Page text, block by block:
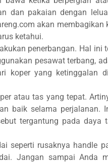
dan pakaian dengan
akan membagikan
ketahui.
penerbangan. Hal ini
pesawat terbang,
koper yang ketinggalan
atau tas yang tepat.
baik selama perjalanan.
tergantung pada daya
seperti rusaknya handle
Jangan sampai Anda